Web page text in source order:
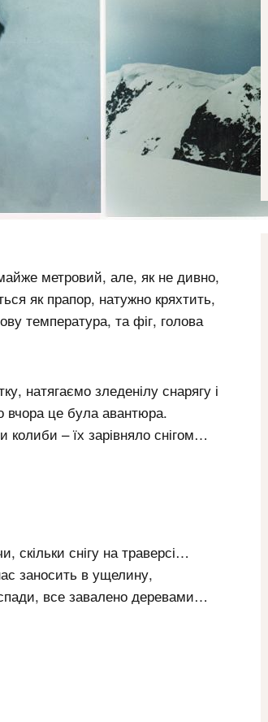
метровий, але, як не дивно,
як прапор, натужно кряхтить,
температура, та фіг, голова
натягаємо зледенілу снарягу і
вчора це була авантюра.
– їх зарівняло снігом…
снігу на траверсі…
заносить в ущелину,
все завалено деревами…